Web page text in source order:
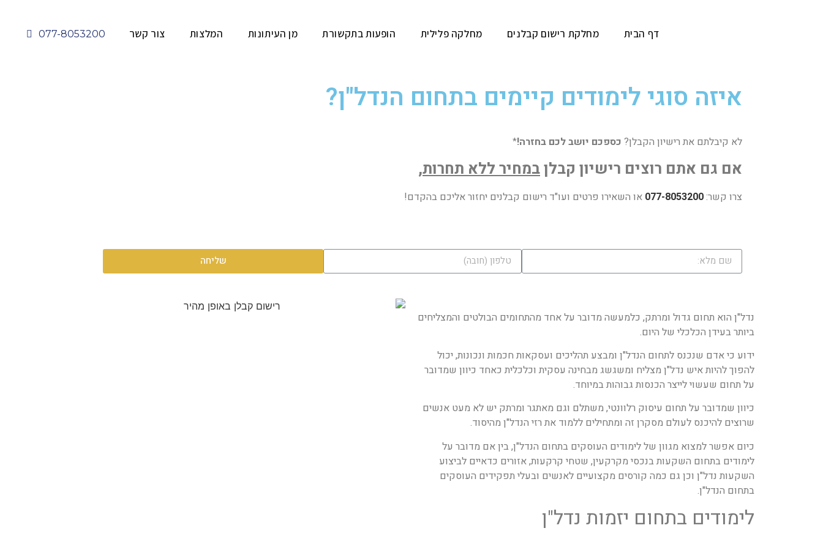
דף הבית מחלקת רישום קבלנים מחלקה פלילית הופעות בתקשורת מן העיתונות המלצות צור קשר 077-8053200
איזה סוגי לימודים קיימים בתחום הנדל"ן?
לא קיבלתם את רישיון הקבלן? כספכם יושב לכם בחזרה!*
אם גם אתם רוצים רישיון קבלןבמחיר ללא תחרות,
צרו קשר: או השאירו פרטים ועו"ד רישום קבלנים יחזור אליכם בהקדם!
שליחה
נדל"ן הוא תחום גדול ומרתק, כלמעשה מדובר על אחד מהתחומים הבולטים והמצליחים
ביותר בעידן הכלכלי של היום.
ידוע כי אדם שנכנס לתחום הנדל"ן ומבצע תהליכים ועסקאות חכמות ונכונות, יכול
להפוך להיות איש נדל"ן מצליח ומשגשג מבחינה עסקית וכלכלית כאחד כיוון שמדובר
על תחום שעשוי לייצר הכנסות גבוהות במיוחד.
כיוון שמדובר על תחום עיסוק רלוונטי, משתלם וגם מאתגר ומרתק יש לא מעט אנשים
שרוצים להיכנס לעולם מסקרן זה ומתחילים ללמוד את רזי הנדל"ן מהיסוד.
כיום אפשר למצוא מגוון של לימודים העוסקים בתחום הנדל"ן, בין אם מדובר על
לימודים בתחום השקעות בנכסי מקרקעין, שטחי קרקעות, אזורים כדאיים לביצוע
השקעות נדל"ן וכן גם כמה קורסים מקצועיים לאנשים ובעלי תפקידים העוסקים
בתחום הנדל"ן.
לימודים בתחום יזמות נדל"ן